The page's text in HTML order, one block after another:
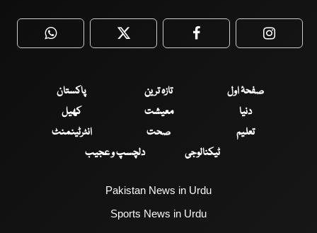
WhatsApp Twitter Facebook
صفحۂ اول تازہ ترین
پاکستان
دنیا
معیشت
کھیل
تعلیم
صحت
انٹرٹینمنٹ
ٹیکنالوجی
دلچسپ و عجیب
Pakistan News in Urdu
Sports News in Urdu